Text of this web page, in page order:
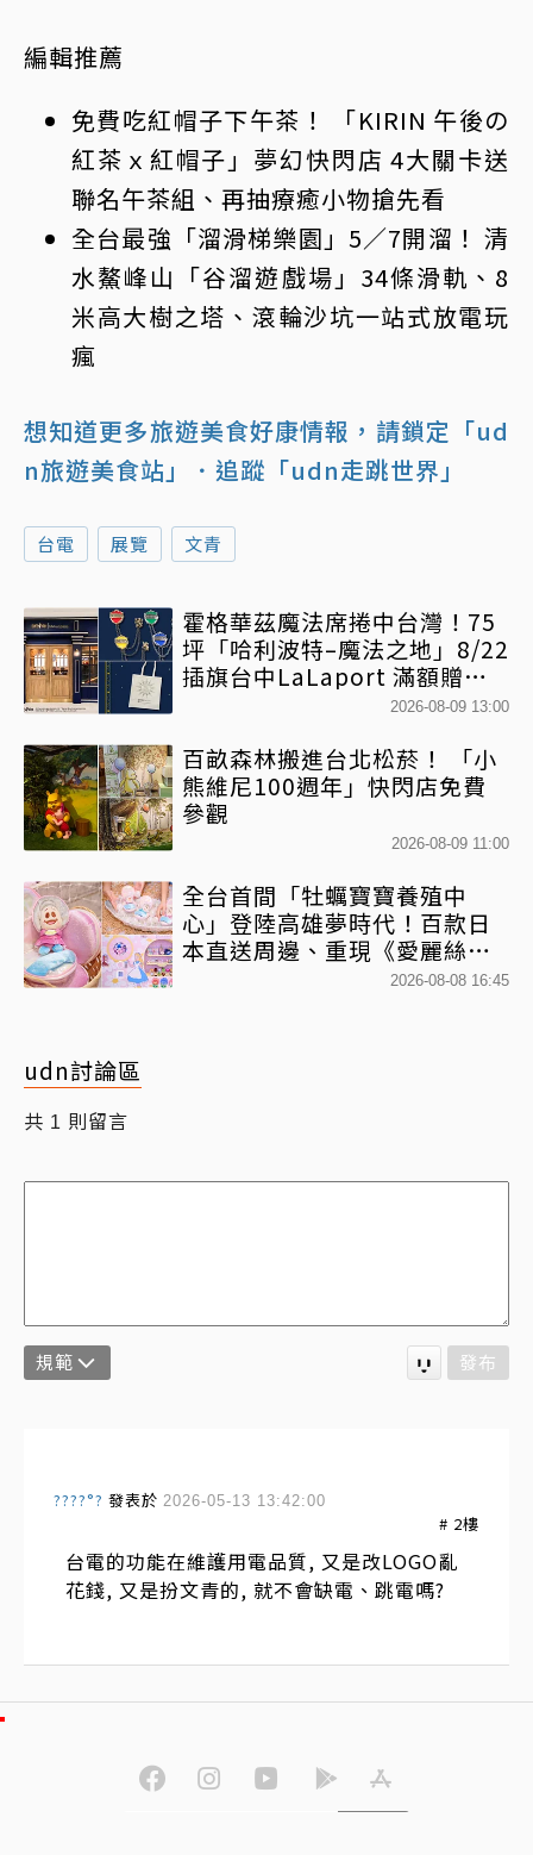
編輯推薦
免費吃紅帽子下午茶！ 「KIRIN 午後の
紅茶ｘ紅帽子」夢幻快閃店 4大關卡送
聯名午茶組、再抽療癒小物搶先看
全台最強「溜滑梯樂園」5／7開溜！ 清
水鰲峰山「谷溜遊戲場」34條滑軌、8
米高大樹之塔、滾輪沙坑一站式放電玩
瘋
想知道更多旅遊美食好康情報，請鎖定「ud
n旅遊美食站」
．追蹤「udn走跳世界」
台電 展覽 文青
霍格華茲魔法席捲中台灣！75
坪「哈利波特–魔法之地」8/22
插旗台中LaLaport 滿額贈送
2026-08-09 13:00
百畝森林搬進台北松菸！ 「小
熊維尼100週年」快閃店免費
參觀
2026-08-09 11:00
全台首間「牡蠣寶寶養殖中
心」登陸高雄夢時代！百款日
本直送周邊、重現《愛麗絲夢
2026-08-08 16:45
udn討論區
共 1 則留言
規範 發布
????°? 發表於 2026-05-13 13:42:00
# 2樓
台電的功能在維護用電品質, 又是改LOGO亂
花錢, 又是扮文青的, 就不會缺電、跳電嗎?